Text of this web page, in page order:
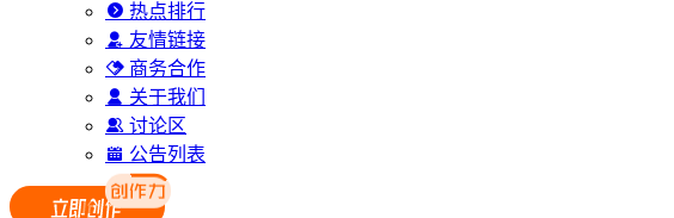
热点排行
友情链接
商务合作
关于我们
讨论区
公告列表